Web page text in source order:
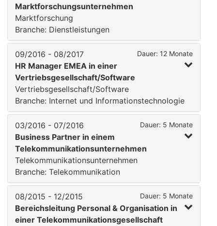
Marktforschungsunternehmen
Marktforschung
Branche: Dienstleistungen
09/2016 - 08/2017 Dauer: 12 Monate
HR Manager EMEA in einer
Vertriebsgesellschaft/Software
Vertriebsgesellschaft/Software
Branche: Internet und Informationstechnologie
03/2016 - 07/2016 Dauer: 5 Monate
Business Partner in einem
Telekommunikationsunternehmen
Telekommunikationsunternehmen
Branche: Telekommunikation
08/2015 - 12/2015 Dauer: 5 Monate
Bereichsleitung Personal & Organisation in
einer Telekommunikationsgesellschaft